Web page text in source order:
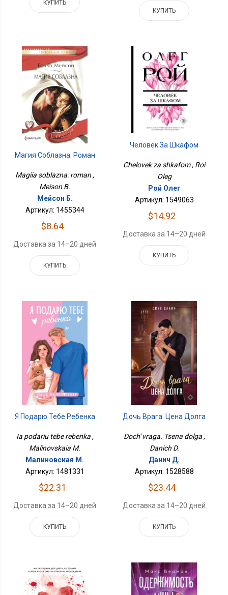
КУПИТЬ
КУПИТЬ
Магия Соблазна: Роман
Magiia soblazna: roman ,
Meison B.
Мейсон Б.
Артикул: 1455344
$8.64
Доставка за 14–20 дней
КУПИТЬ
Человек За Шкафом
Chelovek za shkafom , Roi
Oleg
Рой Олег
Артикул: 1549063
$14.92
Доставка за 14–20 дней
КУПИТЬ
Я Подарю Тебе Ребенка
Ia podariu tebe rebenka ,
Malinovskaia M.
Малиновская М.
Артикул: 1481331
$22.31
Доставка за 14–20 дней
КУПИТЬ
Дочь Врага. Цена Долга
Doch' vraga. Tsena dolga ,
Danich D.
Данич Д.
Артикул: 1528588
$23.44
Доставка за 14–20 дней
КУПИТЬ